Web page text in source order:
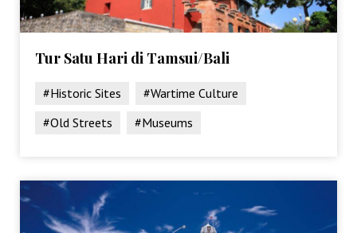
Tur Satu Hari di Tamsui/Bali
#Historic Sites
#Wartime Culture
#Old Streets
#Museums